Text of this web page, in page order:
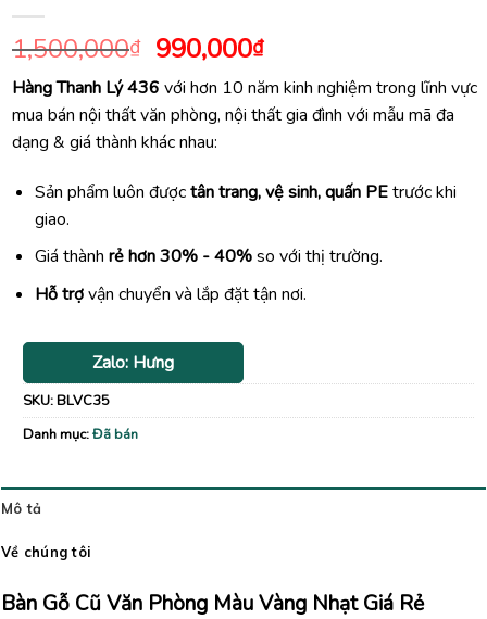
1,500,000₫ Giá
gốc
là:
1,500,000₫.
990,000₫Giá
hiện
tại
là:
Hàng Thanh Lý 436 với hơn 10 năm kinh nghiệm trong lĩnh vực
mua bán nội thất văn phòng, nội thất gia đình với mẫu mã đa
dạng & giá thành khác nhau:
Sản phẩm luôn đượctân trang, vệ sinh, quấn PEtrước khi
giao.
Giá thành rẻ hơn 30% - 40%so với thị trường.
Hỗ trợvận chuyển và lắp đặt tận nơi.
Zalo: Hưng
SKU:BLVC35
Danh mục:Đã bán
Mô tả
Về chúng tôi
Bàn Gỗ CũVăn Phòng Màu Vàng Nhạt Giá Rẻ